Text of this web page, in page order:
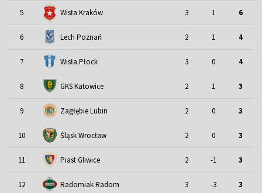
5 Wisła Kraków 3 1 6
6 Lech Poznań 2 1 4
7 Wisła Płock 3 0 4
8 GKS Katowice 2 1 3
9 Zagłębie Lubin 2 0 3
10 Śląsk Wrocław 2 0 3
11 Piast Gliwice 2 -1 3
12 Radomiak Radom 3 -3 3